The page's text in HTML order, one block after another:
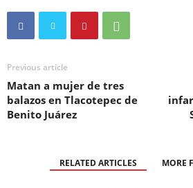
Previous article
Matan a mujer de tres
balazos en Tlacotepec de
Benito Juárez
RELATED ARTICLES MORE